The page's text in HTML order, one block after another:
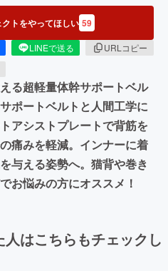
トをやってほしい 59
LINEで送る
URLコピー
る超軽量体幹サポートベル
ポートベルトと人間工学に
アシストプレートで背筋を
痛みを軽減。インナーに着
与える姿勢へ。猫背や巻き
お悩みの方にオススメ！
はこちらもチェックし